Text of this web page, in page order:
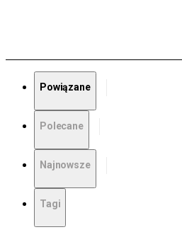
Powiązane
Polecane
Najnowsze
Tagi